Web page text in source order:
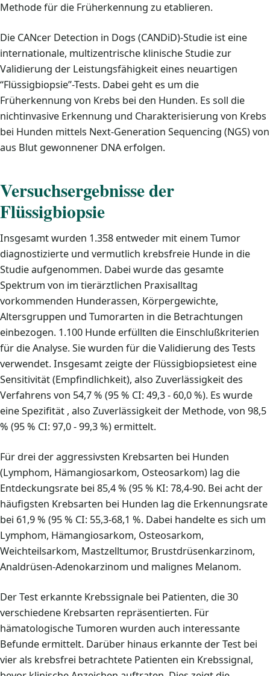
Methode für die Früherkennung zu etablieren.
Die CANcer Detection in Dogs (CANDiD)-Studie ist eine
internationale, multizentrische klinische Studie zur
Validierung der Leistungsfähigkeit eines neuartigen
“Flüssigbiopsie”-Tests. Dabei geht es um die
Früherkennung von Krebs bei den Hunden. Es soll die
nichtinvasive Erkennung und Charakterisierung von Krebs
bei Hunden mittels Next-Generation Sequencing (NGS) von
aus Blut gewonnener DNA erfolgen.
Versuchsergebnisse der
Flüssigbiopsie
Insgesamt wurden 1.358 entweder mit einem Tumor
diagnostizierte und vermutlich krebsfreie Hunde in die
Studie aufgenommen. Dabei wurde das gesamte
Spektrum von im tierärztlichen Praxisalltag
vorkommenden Hunderassen, Körpergewichte,
Altersgruppen und Tumorarten in die Betrachtungen
einbezogen. 1.100 Hunde erfüllten die Einschlußkriterien
für die Analyse. Sie wurden für die Validierung des Tests
verwendet. Insgesamt zeigte der Flüssigbiopsietest eine
Sensitivität (Empfindlichkeit), also Zuverlässigkeit des
Verfahrens von 54,7 % (95 % CI: 49,3 - 60,0 %). Es wurde
eine Spezifität , also Zuverlässigkeit der Methode, von 98,5
% (95 % CI: 97,0 - 99,3 %) ermittelt.
Für drei der aggressivsten Krebsarten bei Hunden
(Lymphom, Hämangiosarkom, Osteosarkom) lag die
Entdeckungsrate bei 85,4 % (95 % KI: 78,4-90. Bei acht der
häufigsten Krebsarten bei Hunden lag die Erkennungsrate
bei 61,9 % (95 % CI: 55,3-68,1 %. Dabei handelte es sich um
Lymphom, Hämangiosarkom, Osteosarkom,
Weichteilsarkom, Mastzelltumor, Brustdrüsenkarzinom,
Analdrüsen-Adenokarzinom und malignes Melanom.
Der Test erkannte Krebssignale bei Patienten, die 30
verschiedene Krebsarten repräsentierten. Für
hämatologische Tumoren wurden auch interessante
Befunde ermittelt. Darüber hinaus erkannte der Test bei
vier als krebsfrei betrachtete Patienten ein Krebssignal,